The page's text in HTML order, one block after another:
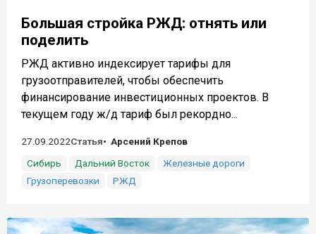
Большая стройка РЖД: отнять или
поделить
РЖД активно индексирует тарифы для
грузоотправителей, чтобы обеспечить
финансирование инвестиционных проектов. В
текущем году ж/д тариф был рекордно...
27.09.2022Статья
Арсений Крепов
Сибирь
Дальний Восток
Железные дороги
Грузоперевозки
РЖД